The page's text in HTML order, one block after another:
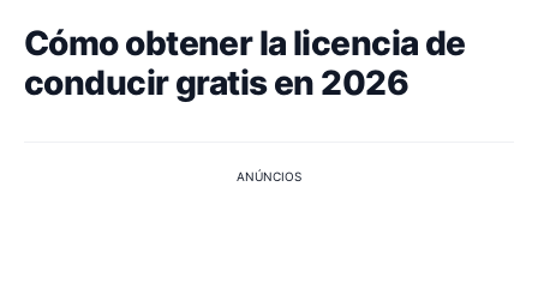
Cómo obtener la licencia de
conducir gratis en 2026
ANÚNCIOS